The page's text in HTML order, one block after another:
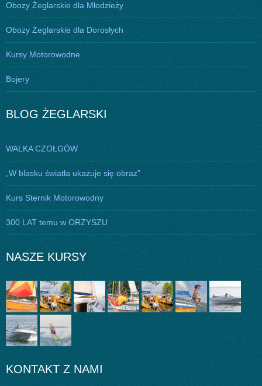
Obozy Żeglarskie dla Młodzieży
Obozy Żeglarskie dla Dorosłych
Kursy Motorowodne
Bojery
BLOG ŻEGLARSKI
WALKA CZOŁGÓW
„W blasku światła ukazuje się obraz”
Kurs Sternik Motorowodny
300 LAT temu w ORZYSZU
NASZE KURSY
KONTAKT Z NAMI